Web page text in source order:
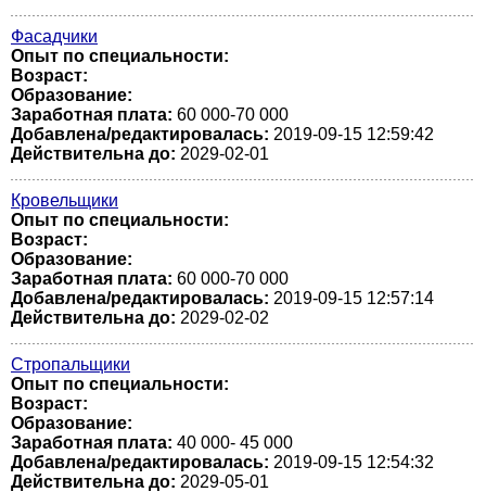
Фасадчики
Опыт по специальности:
Возраст:
Образование:
Заработная плата: 60 000-70 000
Добавлена/редактировалась: 2019-09-15 12:59:42
Действительна до: 2029-02-01
Кровельщики
Опыт по специальности:
Возраст:
Образование:
Заработная плата: 60 000-70 000
Добавлена/редактировалась: 2019-09-15 12:57:14
Действительна до: 2029-02-02
Стропальщики
Опыт по специальности:
Возраст:
Образование:
Заработная плата: 40 000- 45 000
Добавлена/редактировалась: 2019-09-15 12:54:32
Действительна до: 2029-05-01